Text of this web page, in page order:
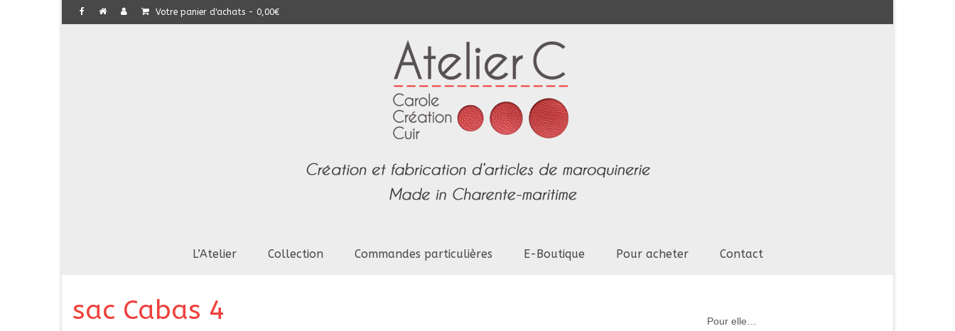
Votre panier d'achats - 0,00€
L’Atelier Collection Commandes particulières E-Boutique Pour acheter Contact
sac Cabas 4
Pour elle…